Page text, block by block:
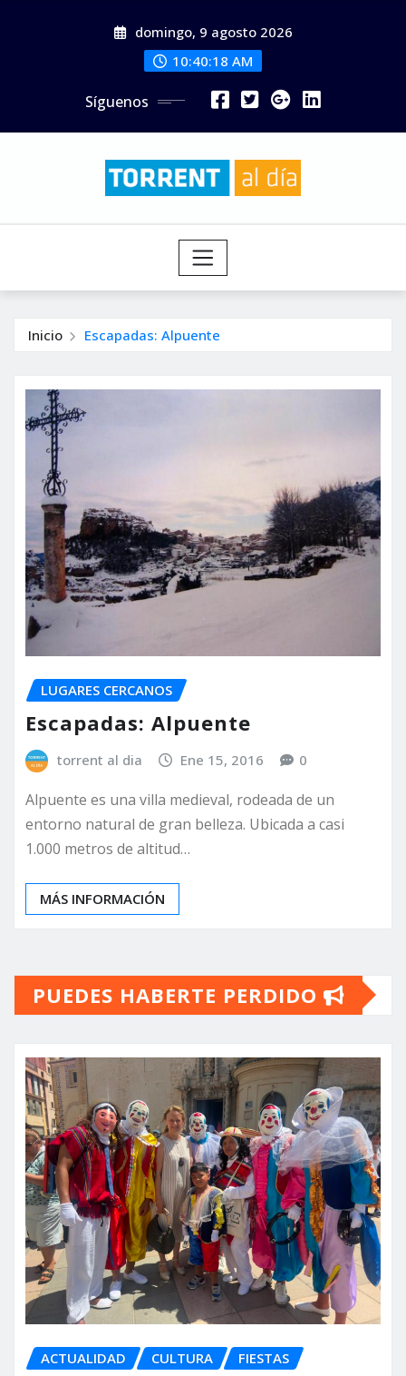
domingo, 9 agosto 2026
10:40:19 AM
Síguenos
Inicio Escapadas: Alpuente
LUGARES CERCANOS
Escapadas: Alpuente
torrent al dia Ene 15, 2016 0
Alpuente es una villa medieval, rodeada de un
entorno natural de gran belleza. Ubicada a casi
1.000 metros de altitud…
MÁS INFORMACIÓN
PUEDES HABERTE PERDIDO
ACTUALIDAD CULTURA FIESTAS